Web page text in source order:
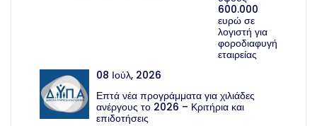
600.000
ευρώ σε
λογιστή για
φοροδιαφυγή
εταιρείας
08 Ιούλ, 2026
Επτά νέα προγράμματα για χιλιάδες
ανέργους το 2026 – Κριτήρια και
επιδοτήσεις